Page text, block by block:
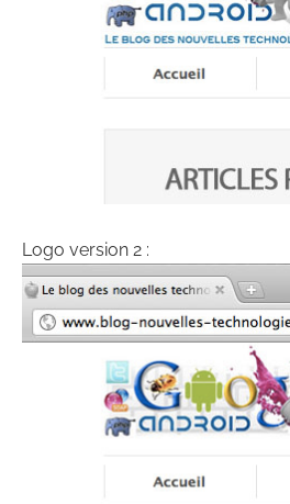
Logo version 2 :